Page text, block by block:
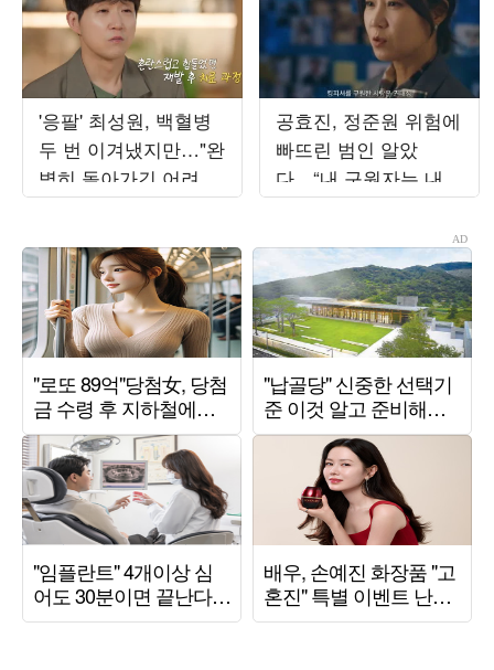
'응팔' 최성원, 백혈병
두 번 이겨냈지만…"완
벽히 돌아가긴 어려워"
('해투')
공효진, 정준원 위험에
빠뜨린 범인 알았
다…“내 구원자는 내
남편” (‘유부녀 킬러’)